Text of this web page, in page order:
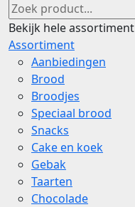
Bekijk hele assortiment
Assortiment
Aanbiedingen
Brood
Broodjes
Speciaal brood
Snacks
Cake en koek
Gebak
Taarten
Chocolade